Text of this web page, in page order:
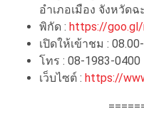
อำเภอเมือง จังหวัดฉ
พิกัด : https://goo.gl/
เปิดให้เข้าชม :
โทร : 08-1983-0400
เว็บไซต์ : https://